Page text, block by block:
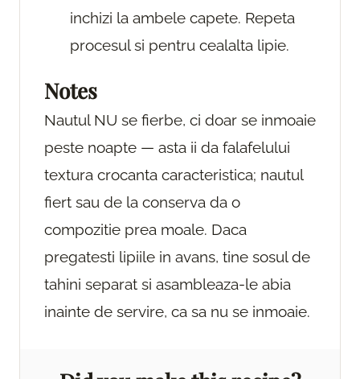
inchizi la ambele capete. Repeta
procesul si pentru cealalta lipie.
Notes
Nautul NU se fierbe, ci doar se inmoaie
peste noapte — asta ii da falafelului
textura crocanta caracteristica; nautul
fiert sau de la conserva da o
compozitie prea moale. Daca
pregatesti lipiile in avans, tine sosul de
tahini separat si asambleaza-le abia
inainte de servire, ca sa nu se inmoaie.